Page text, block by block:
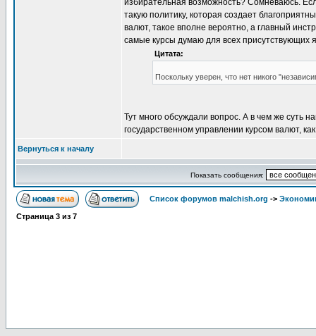
избирательная возможность? Сомневаюсь.
такую политику, которая создает
валют, такое вполне вероятно, а главный
самые курсы думаю для всех присутствующих
Цитата:
Поскольку уверен, что нет никого
Тут много обсуждали вопрос. А в чем же суть
государственном управлении курсом валют,
Вернуться к началу
Показать сообщения:
Список форумов malchish.org ->
Страница 3 из 7